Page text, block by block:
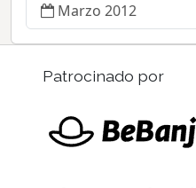
Marzo 2012
Patrocinado por